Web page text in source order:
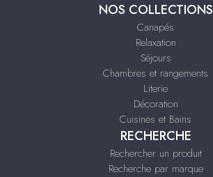
NOS COLLECTIONS
Canapés
Relaxation
Séjours
Chambres et rangements
Literie
Décoration
Cuisines et Bains
RECHERCHE
Rechercher un produit
Recherche par marque